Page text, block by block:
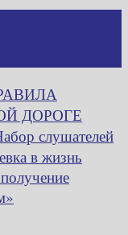
ДОРОГЕ
слушателей
в жизнь